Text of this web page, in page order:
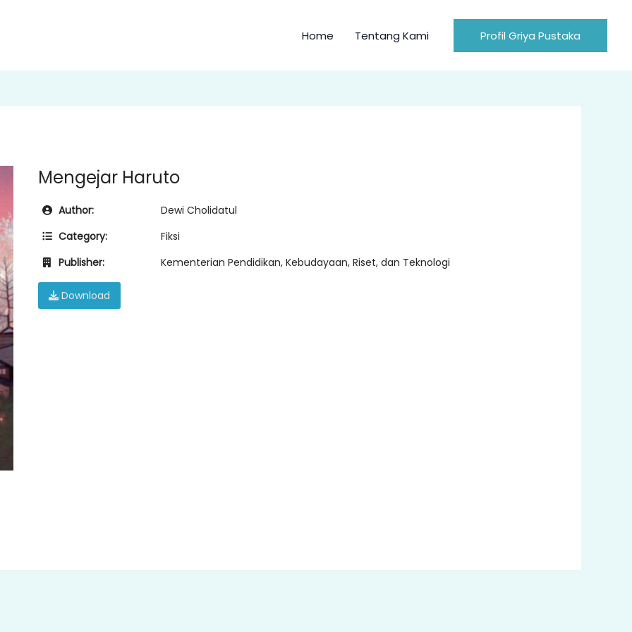
Home Tentang Kami Profil Griya Pustaka
Mengejar Haruto
Author:
Dewi Cholidatul
Category:
Fiksi
Publisher:
Kementerian Pendidikan, Kebudayaan, Riset, dan Teknologi
Download